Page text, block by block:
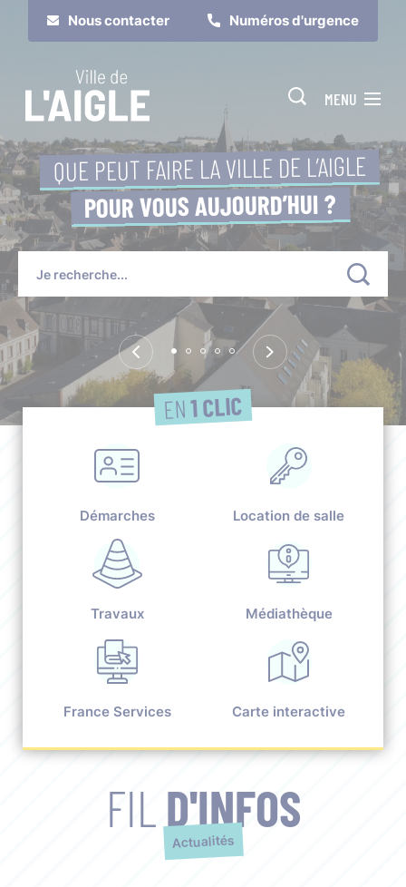
Nous contacter Numéros d'urgence
Je suis Je participe
MENU
QUE PEUT FAIRE LA VILLE DE L’AIGLE
POUR VOUS AUJOURD’HUI ?
EN1 CLIC
Démarches Location de salle
Travaux Médiathèque
France Services Carte interactive
FIL D'INFOS
Actualités
Cookies management panel